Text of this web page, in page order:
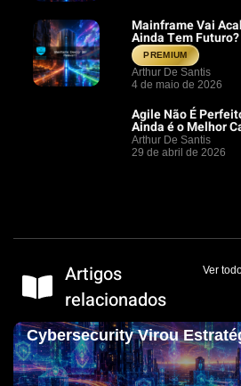
Mainframe Vai
Ainda Tem Futuro?
PREMIUM
Arthur De Santis
4 de maio de 2026
Agile Não É
Ainda é o Melhor
Arthur De Santis
29 de abril de 2026
Artigos
relacionados
Ver
Cybersecurity Virou